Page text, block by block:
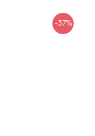
-57%